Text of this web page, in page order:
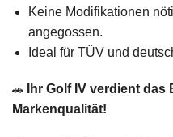
Keine Modifikationen
angegossen.
Ideal für TÜV und
🚗 ​
Ihr Golf IV verdient
Markenqualität!